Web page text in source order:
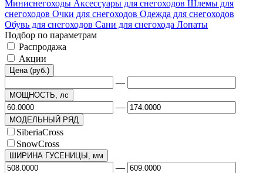
Миниснегоходы Аксессуары для снегоходов Шлемы для
снегоходов Очки для снегоходов Одежда для снегоходов
Обувь для снегоходов Сани для снегохода Лопаты
Подбор по параметрам
Распродажа
Акции
Цена (руб.)
—
МОЩНОСТЬ, лс
—
МОДЕЛЬНЫЙ РЯД
SiberiaCross
SnowCross
ШИРИНА ГУСЕНИЦЫ, мм
—